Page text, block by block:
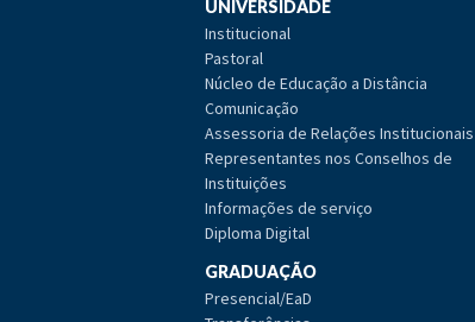
UNIVERSIDADE
Institucional
Pastoral
Núcleo de Educação a Distância
Comunicação
Assessoria de Relações Institucionais
Representantes nos Conselhos de
Instituições
Informações de serviço
Diploma Digital
GRADUAÇÃO
Presencial/EaD